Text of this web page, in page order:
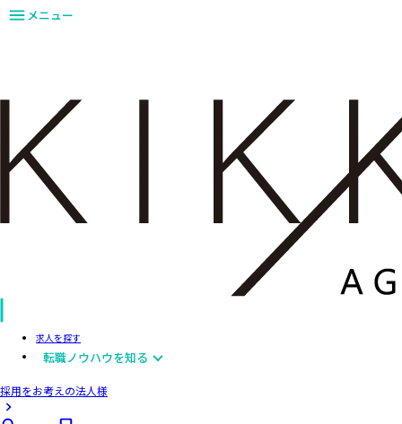
メニュー
求人を探す
転職ノウハウを知る
採用をお考えの法人様